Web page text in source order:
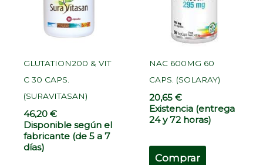
GLUTATION200 & VIT
C 30 CAPS.
(SURAVITASAN)
46,20€
Disponible según el
fabricante (de 5 a 7
días)
NAC 600MG 60
CAPS. (SOLARAY)
20,65€
Existencia (entrega
24 y 72 horas)
Comprar